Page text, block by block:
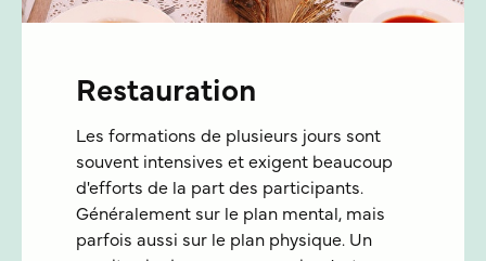
Restauration
Les formations de plusieurs jours sont
souvent intensives et exigent beaucoup
d'efforts de la part des participants.
Généralement sur le plan mental, mais
parfois aussi sur le plan physique. Un